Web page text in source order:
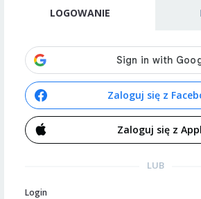
LOGOWANIE
Zaloguj się z
Zaloguj się z
LUB
Login